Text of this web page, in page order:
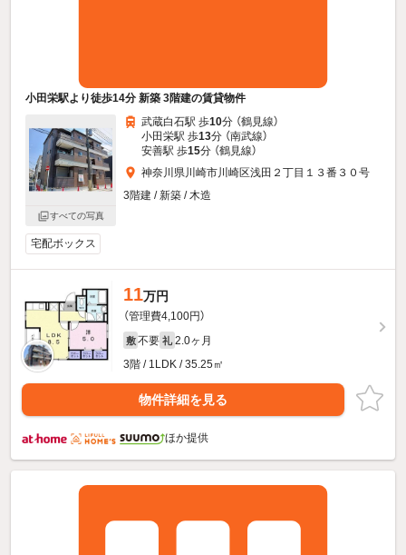
小田栄駅より徒歩14分 新築 3階建の賃貸物件
すべての写真
武蔵白石駅 歩10分 （鶴見線）
小田栄駅 歩13分 （南武線）
安善駅 歩15分 （鶴見線）
神奈川県川崎市川崎区浅田２丁目１３番３０号
3階建 / 新築 / 木造
宅配ボックス
11万円
（管理費4,100円）
敷 不要 礼 2.0ヶ月
3階 / 1LDK / 35.25㎡
物件詳細を見る
ほか提供